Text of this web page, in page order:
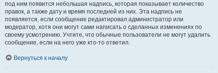
под ним появится небольшая надпись, которая показывает количество
правок, а также дату и время последней из них. Эта надпись не
появляется, если сообщение редактировал администратор или
модератор, хотя они могут сами написать о сделанных изменениях по
своему усмотрению. Учтите, что обычные пользователи не могут удалить
сообщение, если на него уже кто-то ответил.
Вернуться к началу